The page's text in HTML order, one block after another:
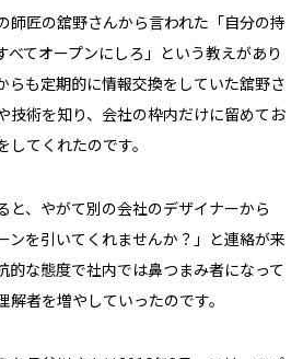
師匠の舘野さんから言われた「自分の持
べてオープンにしろ」という教えがあり
らも定期的に情報交換をしていた舘野さ
技術を知り、会社の枠内だけに留めてお
てくれたのです。
と、やがて別の会社のデザイナーから
ンを引いてくれませんか？」と連絡が来
的な態度で社内では鼻つまみ者になって
者を増やしていったのです。